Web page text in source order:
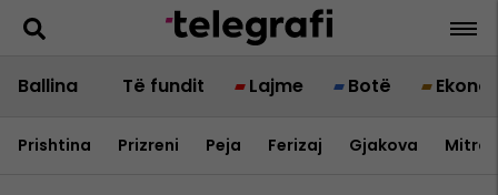
Ballina Të fundit Lajme Botë
Prishtina Prizreni Peja Ferizaj Gjakova